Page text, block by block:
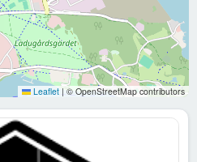
Leaflet | © OpenStreetMap contributors